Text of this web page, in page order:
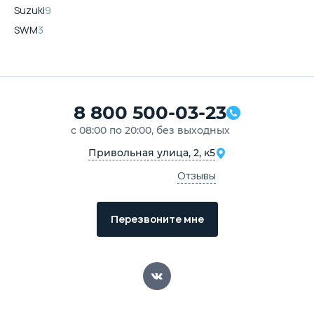
Suzuki9
SWM3
8 800 500-03-23
с 08:00 по 20:00, без выходных
Привольная улица, 2, к5
Отзывы
Перезвоните мне